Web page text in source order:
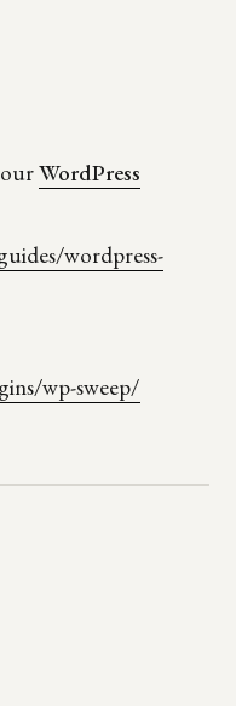
WordPress
wordpress-
wp-sweep/